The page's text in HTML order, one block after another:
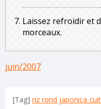
Laissez refroidir et
morceaux.
juin/2007
[Tag] riz rond japonica cuit